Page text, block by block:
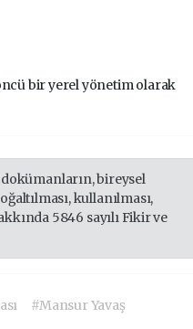
bir yerel yönetim olarak
dokümanların, bireysel
kullanılması,
5846 sayılı Fikir ve
#Mansur Yavaş